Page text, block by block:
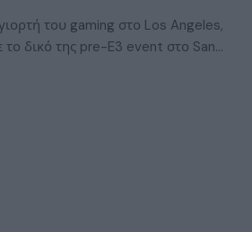
του gaming στο Los Angeles,
δικό της pre-E3 event στο San…